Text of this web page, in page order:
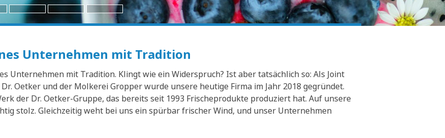
Unternehmen mit Tradition
Unternehmen mit Tradition. Klingt wie ein Widerspruch? Ist aber tatsächlich so: Als Joint
Oetker und der Molkerei Gropper wurde unsere heutige Firma im Jahr 2018 gegründet.
der Dr. Oetker-Gruppe, das bereits seit 1993 Frischeprodukte produziert hat. Auf unsere
stolz. Gleichzeitig weht bei uns ein spürbar frischer Wind, und unser Unternehmen